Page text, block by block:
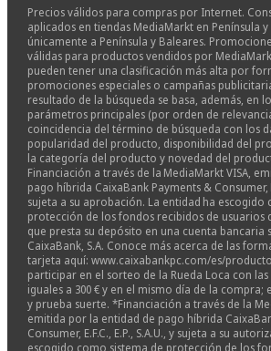
Precios válidos para compras por Internet.
aplicados en tiendas MediaMarkt en Península y
únicamente a Península y Baleares.
válidas para productos vendidos por
pueden tener una clasificación más alta por
promociones especiales o campañas
resultado de la búsqueda se basa, además, en
parámetros principales (por orden de
coincidencia del término de búsqueda con los
popularidad del producto, disponibilidad del
la categoría del producto y novedad del
Financiación a través de la MediaMarkt VISA,
pago híbrida CaixaBank Payments & Consumer,
sujeta a su aprobación. La entidad ha escogido
protección de los fondos recibidos de usuarios
que presta su depósito en una cuenta bancaria
CaixaBank, S.A. Conoce más acerca de las
tarjeta aquí: www.caixabankpc.com/es/
participar en el sorteo de la Rueda Loca con
iguales a 300 € y en el mismo día de la compra;
y prueba suerte. *Financiación a través de la
emitida por la entidad de pago híbrida
Consumer, E.F.C., E.P., S.A.U., y sujeta a su